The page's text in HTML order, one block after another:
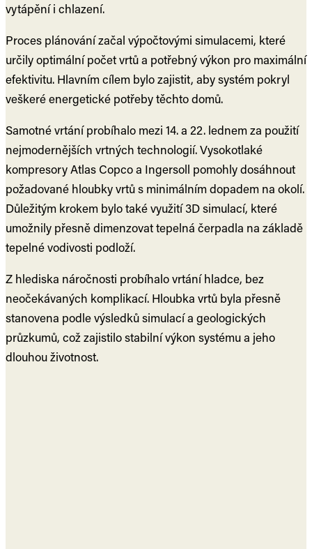
vytápění i chlazení.
Proces plánování začal výpočtovými simulacemi, které
určily optimální počet vrtů a potřebný výkon pro maximální
efektivitu. Hlavním cílem bylo zajistit, aby systém pokryl
veškeré energetické potřeby těchto domů.
Samotné vrtání probíhalo mezi 14. a 22. lednem za použití
nejmodernějších vrtných technologií. Vysokotlaké
kompresory Atlas Copco a Ingersoll pomohly dosáhnout
požadované hloubky vrtů s minimálním dopadem na okolí.
Důležitým krokem bylo také využití 3D simulací, které
umožnily přesně dimenzovat tepelná čerpadla na základě
tepelné vodivosti podloží.
Z hlediska náročnosti probíhalo vrtání hladce, bez
neočekávaných komplikací. Hloubka vrtů byla přesně
stanovena podle výsledků simulací a geologických
průzkumů, což zajistilo stabilní výkon systému a jeho
dlouhou životnost.